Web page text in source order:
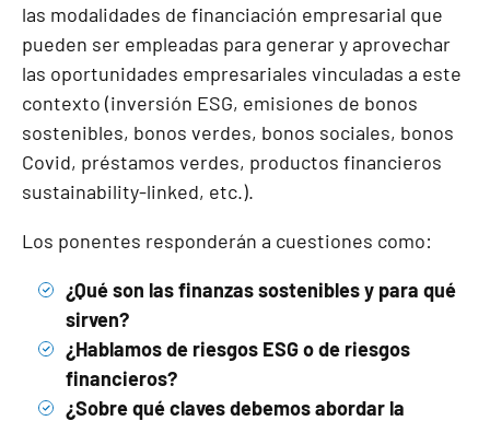
las modalidades de financiación empresarial que
pueden ser empleadas para generar y aprovechar
las oportunidades empresariales vinculadas a este
contexto (inversión ESG, emisiones de bonos
sostenibles, bonos verdes, bonos sociales, bonos
Covid, préstamos verdes, productos financieros
sustainability-linked, etc.).
Los ponentes responderán a cuestiones como:
¿Qué son las finanzas sostenibles y para qué
sirven?
¿Hablamos de riesgos ESG o de riesgos
financieros?
¿Sobre qué claves debemos abordar la